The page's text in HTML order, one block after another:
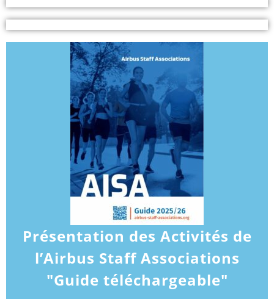
Présentation des Activités de
l’Airbus Staff Associations
"Guide téléchargeable"